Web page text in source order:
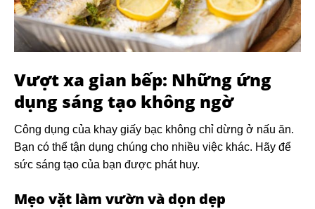
Vượt xa gian bếp: Những ứng
dụng sáng tạo không ngờ
Công dụng của khay giấy bạc không chỉ dừng ở nấu ăn.
Bạn có thể tận dụng chúng cho nhiều việc khác. Hãy để
sức sáng tạo của bạn được phát huy.
Mẹo vặt làm vườn và dọn dẹp